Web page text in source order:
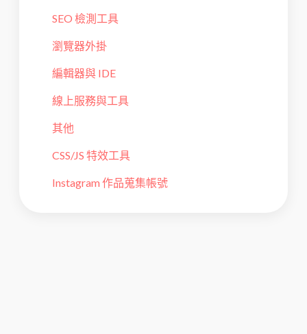
SEO 檢測工具
瀏覽器外掛
編輯器與 IDE
線上服務與工具
其他
CSS/JS 特效工具
Instagram 作品蒐集帳號